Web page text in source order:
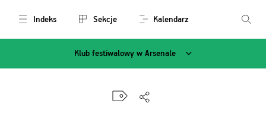
Indeks Sekcje Kalendarz
Klub festiwalowy w Arsenale